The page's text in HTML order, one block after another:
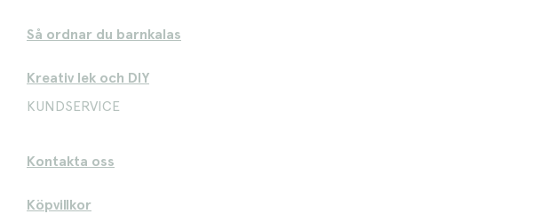
Så ordnar du barnkalas
Kreativ lek och DIY
KUNDSERVICE
Kontakta oss
Köpvillkor